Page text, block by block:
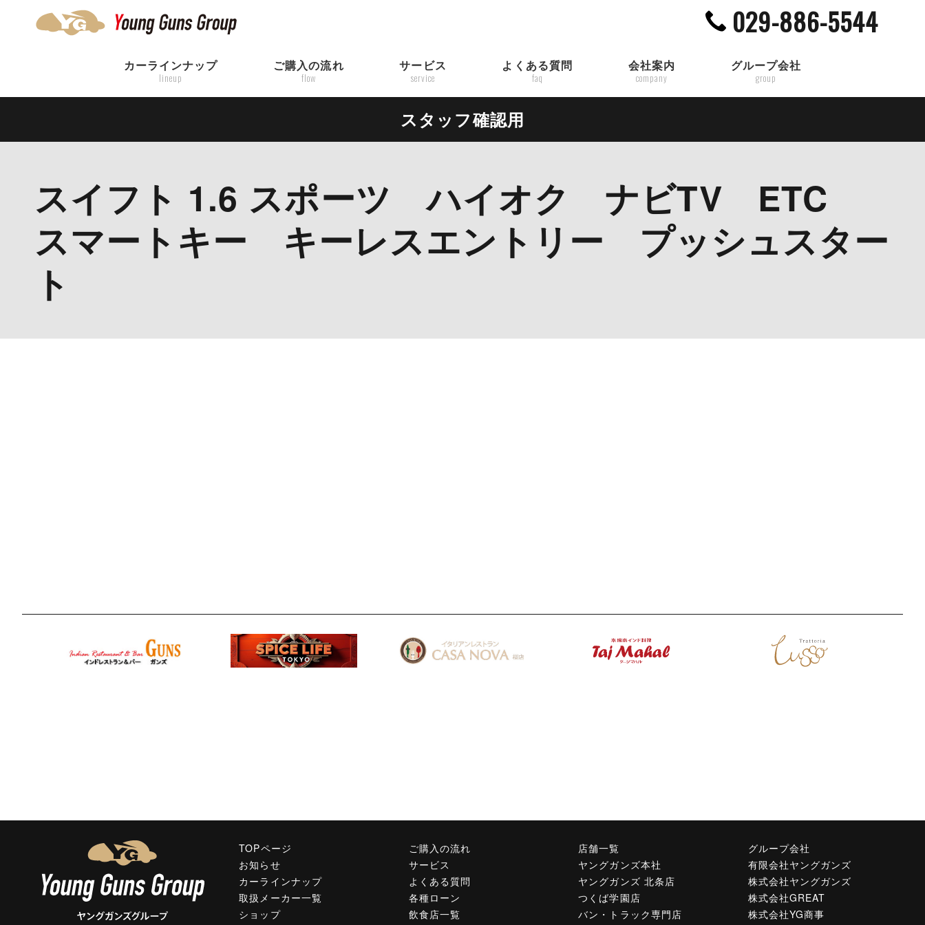
029-886-5544
カーラインナップ
lineup
ご購入の流れ
flow
サービス
service
よくある質問
faq
会社案内
company
グループ会社
group
スタッフ確認用
スイフト 1.6 スポーツ ハイオク ナビTV ETC
スマートキー キーレスエントリー プッシュスター
ト
TOPページ
お知らせ
カーラインナップ
取扱メーカー一覧
ショップ
ご購入の流れ
サービス
よくある質問
各種ローン
飲食店一覧
店舗一覧
ヤングガンズ本社
ヤングガンズ 北条店
つくば学園店
バン・トラック専門店
グループ会社
有限会社ヤングガンズ
株式会社ヤングガンズ
株式会社GREAT
株式会社YG商事